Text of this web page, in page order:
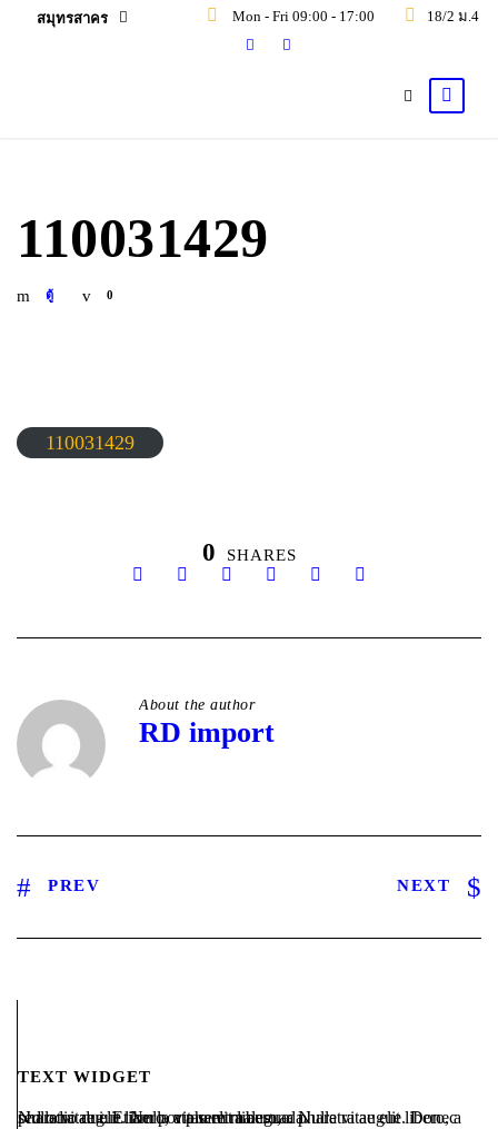
สมุทรสาคร Mon - Fri 09:00 - 17:00 18/2 ม.4
110031429
ตู้ 0
110031429
0 SHARES
About the author
RD import
PREV NEXT
TEXT WIDGET
Nulla vitae elit libero, a pharetra augue. Nulla vitae elit libero, a pharetra augue. Nulla vitae elit libero, a pharetra augue. Donec sed odio dui. Etiam porta sem malesuada.